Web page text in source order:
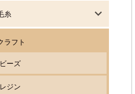
糸
ラフト
ビーズ
レジン